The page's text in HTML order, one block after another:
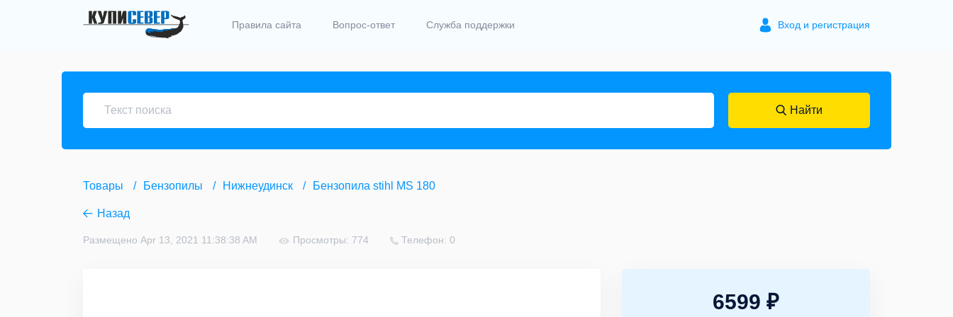
Правила сайта Вопрос-ответ Служба поддержки Вход и регистрация
Найти
Товары Бензопилы Нижнеудинск Бензопила stihl MS 180
Назад
Размещено Apr 13, 2021 11:38:38 AM Просмотры: 774 Телефон: 0
6599 ₽